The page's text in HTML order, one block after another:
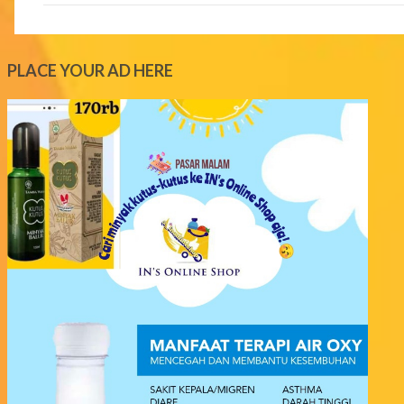
n
t
s
PLACE YOUR AD HERE